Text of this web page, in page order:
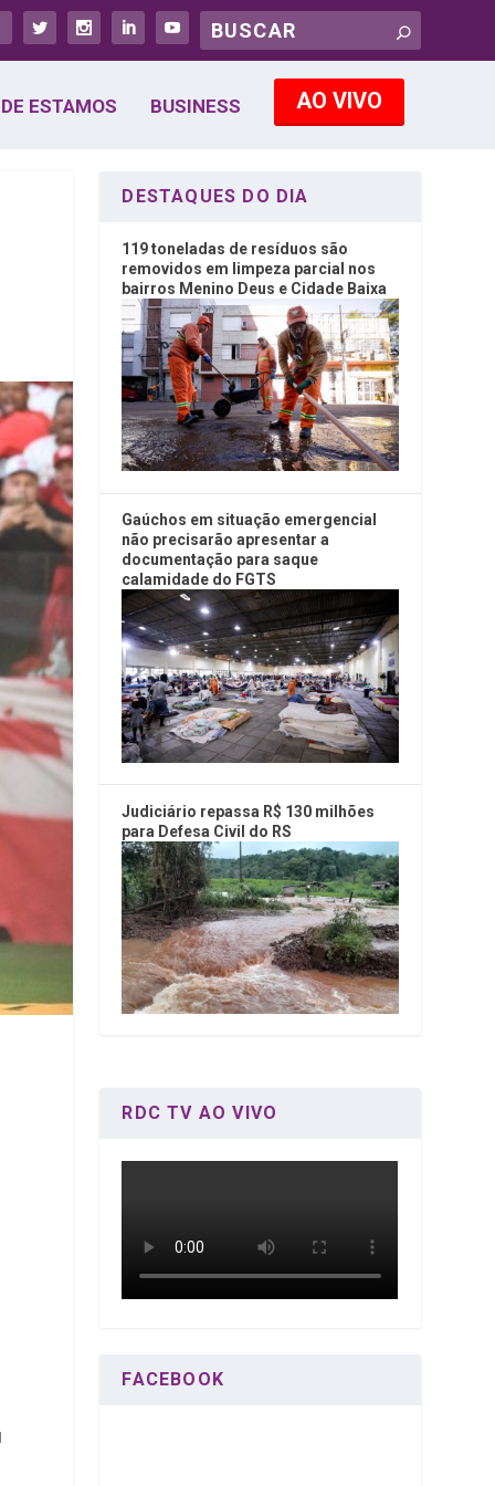
ESTAMOS BUSINESS AO VIVO
DESTAQUES DO DIA
119 toneladas de resíduos são
removidos em limpeza parcial nos
bairros Menino Deus e Cidade Baixa
Gaúchos em situação emergencial
não precisarão apresentar a
documentação para saque
calamidade do FGTS
Judiciário repassa R$ 130 milhões
para Defesa Civil do RS
RDC TV AO VIVO
FACEBOOK